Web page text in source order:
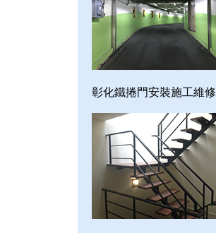
彰化鐵捲門安裝施工維修